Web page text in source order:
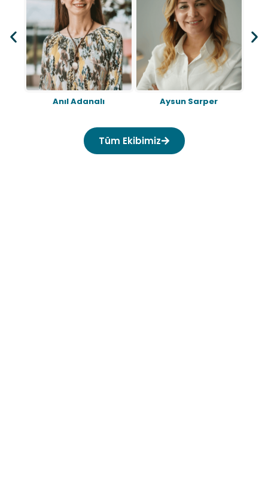
Anıl Adanalı Aysun Sarper
Tüm Ekibimiz